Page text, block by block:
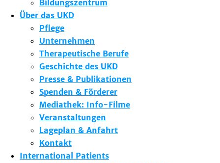
Bildungszentrum
Über das UKD
Pflege
Unternehmen
Therapeutische Berufe
Geschichte des UKD
Presse & Publikationen
Spenden & Förderer
Mediathek: Info-Filme
Veranstaltungen
Lageplan & Anfahrt
Kontakt
International Patients